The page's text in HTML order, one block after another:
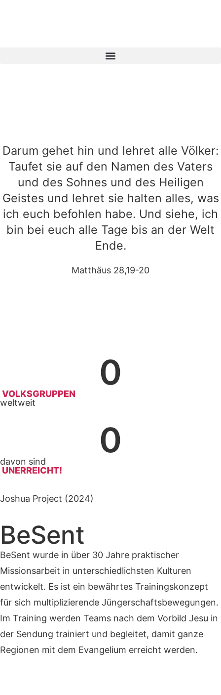
Darum gehet hin und lehret alle Völker:
Taufet sie auf den Namen des Vaters
und des Sohnes und des Heiligen
Geistes und lehret sie halten alles, was
ich euch befohlen habe. Und siehe, ich
bin bei euch alle Tage bis an der Welt
Ende.
Matthäus 28,19-20
0
VOLKSGRUPPEN
weltweit
0
davon sind
UNERREICHT!
Joshua Project (2024)
BeSent
BeSent wurde in über 30 Jahre praktischer
Missionsarbeit in unterschiedlichsten Kulturen
entwickelt. Es ist ein bewährtes Trainingskonzept
für sich multiplizierende Jüngerschaftsbewegungen.
Im Training werden Teams nach dem Vorbild Jesu in
der Sendung trainiert und begleitet, damit ganze
Regionen mit dem Evangelium erreicht werden.